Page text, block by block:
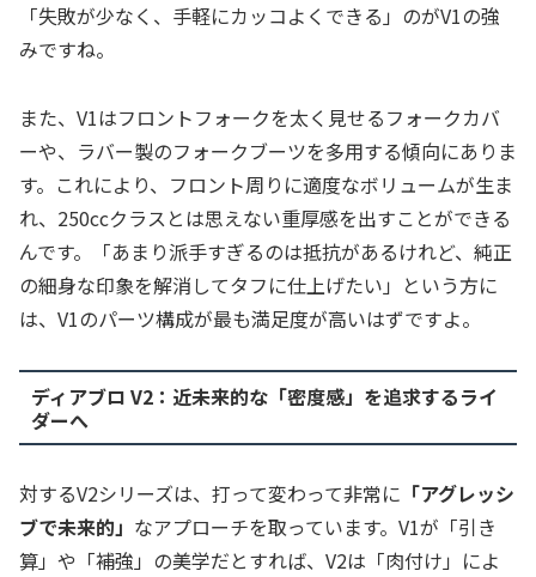
「失敗が少なく、手軽にカッコよくできる」のがV1の強
みですね。
また、V1はフロントフォークを太く見せるフォークカバ
ーや、ラバー製のフォークブーツを多用する傾向にありま
す。これにより、フロント周りに適度なボリュームが生ま
れ、250ccクラスとは思えない重厚感を出すことができる
んです。「あまり派手すぎるのは抵抗があるけれど、純正
の細身な印象を解消してタフに仕上げたい」という方に
は、V1のパーツ構成が最も満足度が高いはずですよ。
ディアブロ V2：近未来的な「密度感」を追求するライ
ダーへ
対するV2シリーズは、打って変わって非常に 「アグレッシ
ブで未来的」 なアプローチを取っています。V1が「引き
算」や「補強」の美学だとすれば、V2は「肉付け」によ